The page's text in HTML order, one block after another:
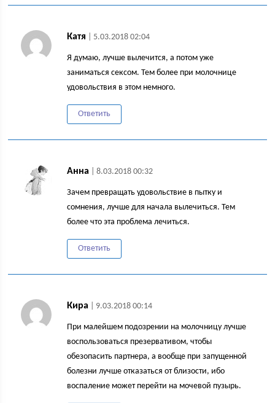
Катя | 5.03.2018 02:04
Я думаю, лучше вылечится, а потом уже
заниматься сексом. Тем более при молочнице
удовольствия в этом немного.
Ответить
Анна | 8.03.2018 00:32
Зачем превращать удовольствие в пытку и
сомнения, лучше для начала вылечиться. Тем
более что эта проблема лечиться.
Ответить
Кира | 9.03.2018 00:14
При малейшем подозрении на молочницу лучше
воспользоваться презервативом, чтобы
обезопасить партнера, а вообще при запущенной
болезни лучше отказаться от близости, ибо
воспаление может перейти на мочевой пузырь.